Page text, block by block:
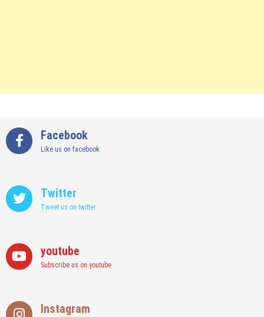
Facebook
Like us on facebook
Twitter
Tweet us on twitter
youtube
Subscribe us on youtube
Instagram